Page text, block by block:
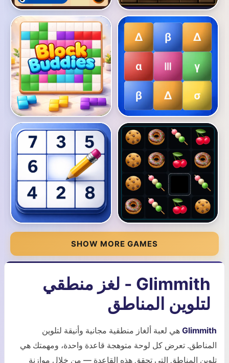
SHOW MORE GAMES
Glimmith - لغز منطقي
لتلوين المناطق
Glimmith هي لعبة ألغاز منطقية مجانية وأنيقة لتلوين
المناطق. تعرض كل لوحة متوهجة قاعدة واحدة، ومهمتك هي
تلوين المناطق التي تحقق هذه القاعدة — من خلال موازنة